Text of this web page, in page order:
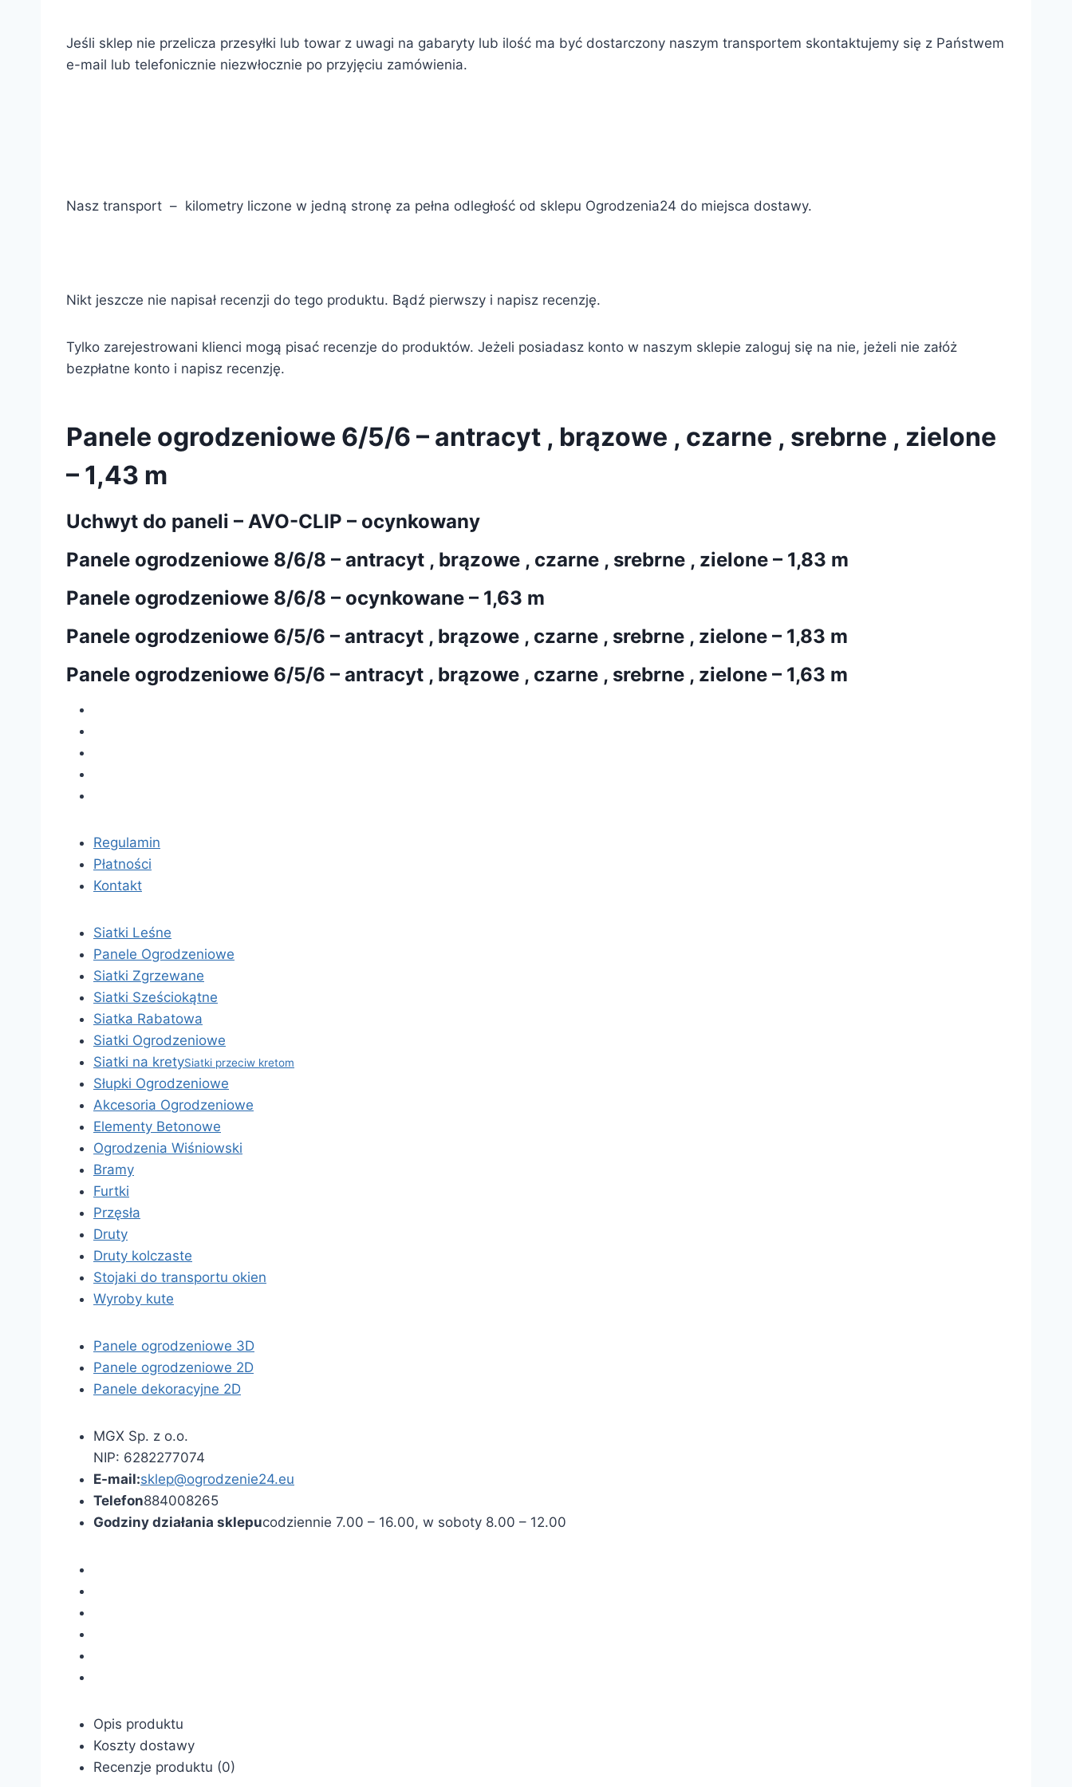
Jeśli sklep nie przelicza przesyłki lub towar z uwagi na gabaryty lub ilość ma być dostarczony naszym transportem skontaktujemy się z Państwem
e-mail lub telefonicznie niezwłocznie po przyjęciu zamówienia.
Nasz transport – kilometry liczone w jedną stronę za pełna odległość od sklepu Ogrodzenia24 do miejsca dostawy.
Nikt jeszcze nie napisał recenzji do tego produktu. Bądź pierwszy i napisz recenzję.
Tylko zarejestrowani klienci mogą pisać recenzje do produktów. Jeżeli posiadasz konto w naszym sklepie zaloguj się na nie, jeżeli nie załóż
bezpłatne konto i napisz recenzję.
Panele ogrodzeniowe 6/5/6 – antracyt , brązowe , czarne , srebrne , zielone
– 1,43 m
Uchwyt do paneli – AVO-CLIP – ocynkowany
Panele ogrodzeniowe 8/6/8 – antracyt , brązowe , czarne , srebrne , zielone – 1,83 m
Panele ogrodzeniowe 8/6/8 – ocynkowane – 1,63 m
Panele ogrodzeniowe 6/5/6 – antracyt , brązowe , czarne , srebrne , zielone – 1,83 m
Panele ogrodzeniowe 6/5/6 – antracyt , brązowe , czarne , srebrne , zielone – 1,63 m
Regulamin
Płatności
Kontakt
Siatki Leśne
Panele Ogrodzeniowe
Siatki Zgrzewane
Siatki Sześciokątne
Siatka Rabatowa
Siatki Ogrodzeniowe
Siatki na kretySiatki przeciw kretom
Słupki Ogrodzeniowe
Akcesoria Ogrodzeniowe
Elementy Betonowe
Ogrodzenia Wiśniowski
Bramy
Furtki
Przęsła
Druty
Druty kolczaste
Stojaki do transportu okien
Wyroby kute
Panele ogrodzeniowe 3D
Panele ogrodzeniowe 2D
Panele dekoracyjne 2D
MGX Sp. z o.o.
NIP: 6282277074
E-mail:sklep@ogrodzenie24.eu
Telefon884008265
Godziny działania sklepucodziennie 7.00 – 16.00, w soboty 8.00 – 12.00
Opis produktu
Koszty dostawy
Recenzje produktu (0)